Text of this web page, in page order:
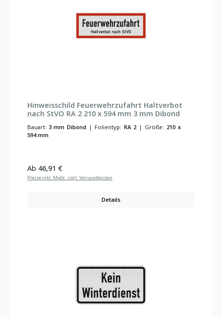
Hinweisschild Feuerwehrzufahrt Haltverbot
nach StVO RA 2 210 x 594 mm 3 mm Dibond
Bauart: 3 mm Dibond | Folientyp: RA 2 | Größe: 210 x
594 mm
Regulärer Preis:
Ab 46,91 €
Preise inkl. MwSt. zzgl. Versandkosten
Details